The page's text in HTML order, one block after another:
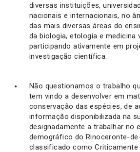
diversas instituições,
nacionais e internacionais, no
das mais diversas áreas do
da biologia, etologia e medicina
participando ativamente em
investigação científica.
Não questionamos o trabalho
tem vindo a desenvolver em
conservação das espécies, de
informação disponibilizada na
designadamente a trabalhar no
demográfico do Rinoceronte-
classificado como Criticamente